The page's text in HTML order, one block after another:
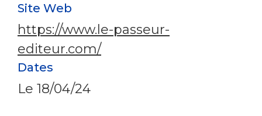
Site Web
https://www.le-passeur-
editeur.com/
Dates
Le 18/04/24